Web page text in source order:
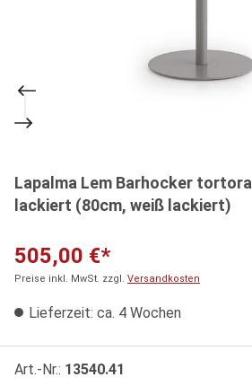
Lapalma Lem Barhocker tortora
lackiert (80cm, weiß lackiert)
505,00 €*
Preise inkl. MwSt. zzgl. Versandkosten
Lieferzeit: ca. 4 Wochen
Art.-Nr.: 13540.41